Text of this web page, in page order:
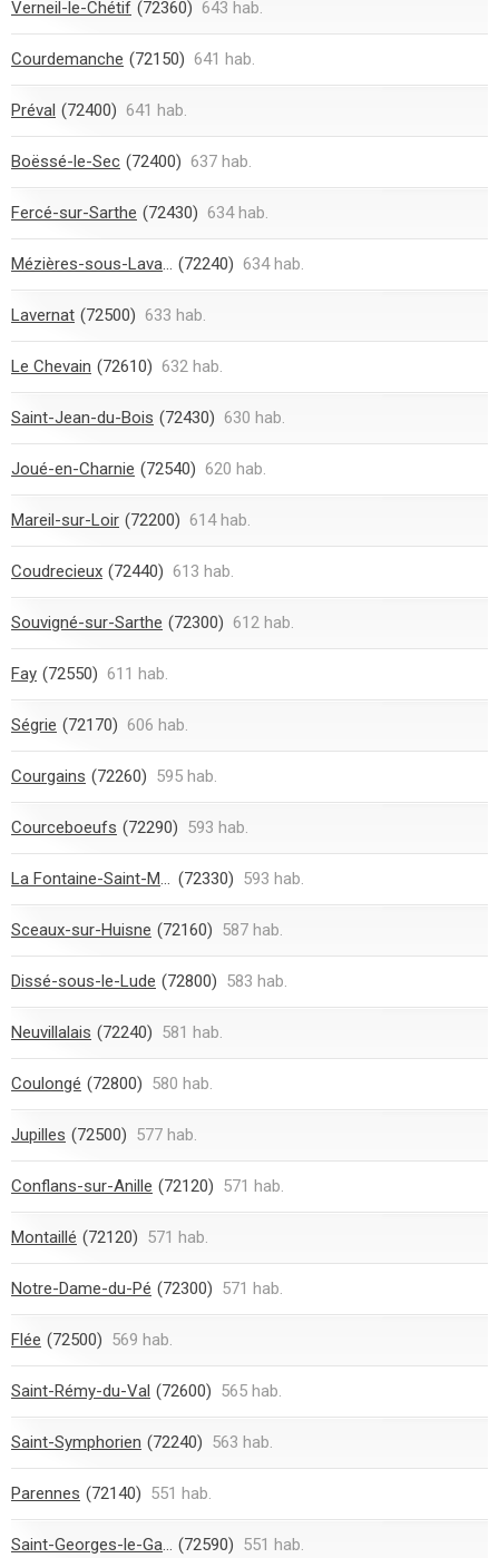
Verneil-le-Chétif (72360) 643 hab.
Courdemanche (72150) 641 hab.
Préval (72400) 641 hab.
Boëssé-le-Sec (72400) 637 hab.
Fercé-sur-Sarthe (72430) 634 hab.
Mézières-sous-Lavardin (72240) 634 hab.
Lavernat (72500) 633 hab.
Le Chevain (72610) 632 hab.
Saint-Jean-du-Bois (72430) 630 hab.
Joué-en-Charnie (72540) 620 hab.
Mareil-sur-Loir (72200) 614 hab.
Coudrecieux (72440) 613 hab.
Souvigné-sur-Sarthe (72300) 612 hab.
Fay (72550) 611 hab.
Ségrie (72170) 606 hab.
Courgains (72260) 595 hab.
Courceboeufs (72290) 593 hab.
La Fontaine-Saint-Martin (72330) 593 hab.
Sceaux-sur-Huisne (72160) 587 hab.
Dissé-sous-le-Lude (72800) 583 hab.
Neuvillalais (72240) 581 hab.
Coulongé (72800) 580 hab.
Jupilles (72500) 577 hab.
Conflans-sur-Anille (72120) 571 hab.
Montaillé (72120) 571 hab.
Notre-Dame-du-Pé (72300) 571 hab.
Flée (72500) 569 hab.
Saint-Rémy-du-Val (72600) 565 hab.
Saint-Symphorien (72240) 563 hab.
Parennes (72140) 551 hab.
Saint-Georges-le-Gaultier (72590) 551 hab.